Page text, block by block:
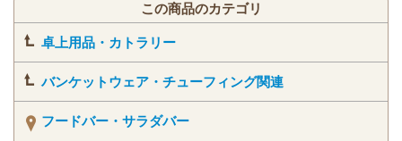
この商品のカテゴリ
卓上用品・カトラリー
バンケットウェア・チューフィング関連
フードバー・サラダバー